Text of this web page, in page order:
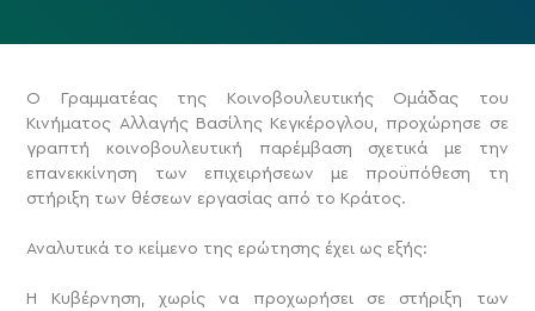
Ο Γραμματέας της Κοινοβουλευτικής Ομάδας του
Κινήματος Αλλαγής Βασίλης Κεγκέρογλου, προχώρησε σε
γραπτή κοινοβουλευτική παρέμβαση σχετικά με την
επανεκκίνηση των επιχειρήσεων με προϋπόθεση τη
στήριξη των θέσεων εργασίας από το Κράτος.
Αναλυτικά το κείμενο της ερώτησης έχει ως εξής:
Η Κυβέρνηση, χωρίς να προχωρήσει σε στήριξη των